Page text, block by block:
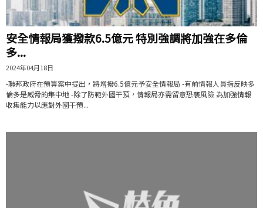
安全情報局獲撥款6.5億元 特別強調將加強在多倫
多...
2024年04月18日
-聯邦政府在預算案中提出，將增撥6.5億元予安全情報局 -有前情報人員指反映多
倫多是威脅的集中地 -除了防範外國干預，情報局亦需留意恐襲風險 為加強情報
收集能力以應對外國干預...